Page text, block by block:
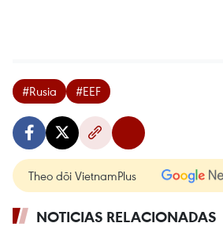
#Rusia #EEF
Theo dõi VietnamPlus
NOTICIAS RELACIONADAS